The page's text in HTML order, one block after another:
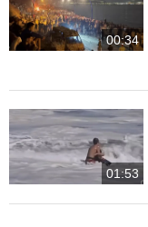
00:34
01:53